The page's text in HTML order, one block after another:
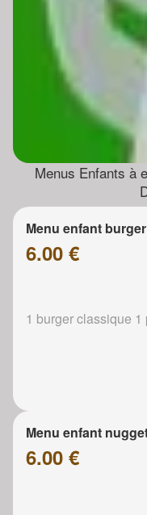
Menus Enfants à
Menu enfant burger
6.00 €
1 burger classique
Menu enfant
6.00 €